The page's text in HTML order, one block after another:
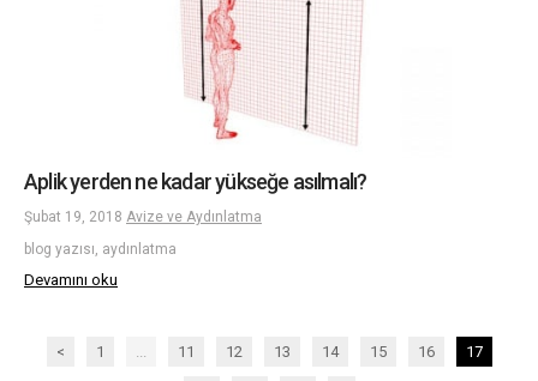
Aplik yerden ne kadar yükseğe asılmalı?
Şubat 19, 2018 Avize ve Aydınlatma
blog yazısı, aydınlatma
Devamını oku
< 1 ... 11 12 13 14 15 16 17